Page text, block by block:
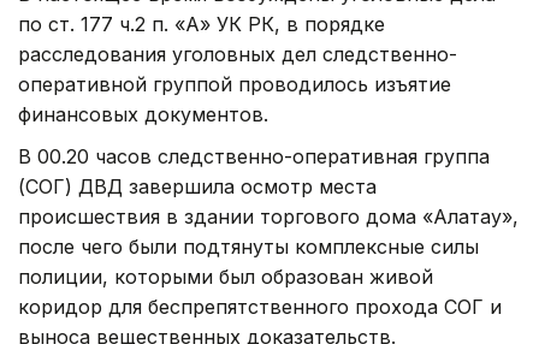
по ст. 177 ч.2 п. «А» УК РК, в порядке
расследования уголовных дел следственно-
оперативной группой проводилось изъятие
финансовых документов.
В 00.20 часов следственно-оперативная группа
(СОГ) ДВД завершила осмотр места
происшествия в здании торгового дома «Алатау»,
после чего были подтянуты комплексные силы
полиции, которыми был образован живой
коридор для беспрепятственного прохода СОГ и
выноса вещественных доказательств.